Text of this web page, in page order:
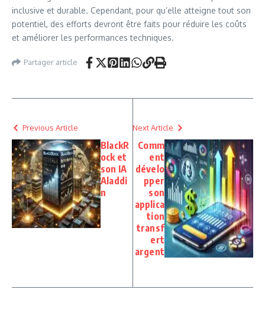
inclusive et durable. Cependant, pour qu’elle atteigne tout son
potentiel, des efforts devront être faits pour réduire les coûts
et améliorer les performances techniques.
Partager article
Previous Article
BlackR
ock et
son IA
Aladdi
n
Next Article
Comm
ent
dévelo
pper
son
applica
tion
transf
ert
argent